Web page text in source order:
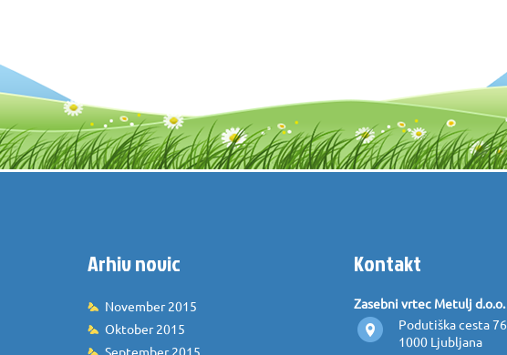
Arhiv novic
November 2015
Oktober 2015
Kontakt
Zasebni vrtec Metulj d.o.o.
Podutiška cesta 76
1000 Ljubljana